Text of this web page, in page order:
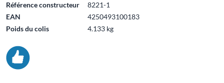
Référence constructeur
8221-1
EAN
4250493100183
Poids du colis
4.133 kg